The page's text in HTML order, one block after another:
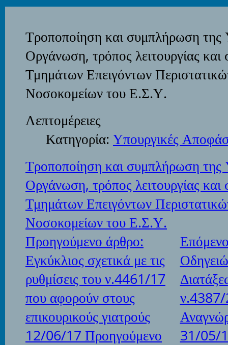
Τροποποίηση και συμπλήρωση
Οργάνωση, τρόπος λειτουργίας
Τμημάτων Επειγόντων
Νοσοκομείων του Ε.Σ.Υ.
Λεπτομέρειες
Κατηγορία: Υπουργικές
Τροποποίηση και συμπλήρωση
Οργάνωση, τρόπος λειτουργίας
Τμημάτων Επειγόντων
Νοσοκομείων του Ε.Σ.Υ.
Προηγούμενο άρθρο:
Εγκύκλιος σχετικά με τις
ρυθμίσεις του ν.4461/17
που αφορούν στους
επικουρικούς γιατρούς
12/06/17 Προηγούμενο
ν.4387/
31/05/